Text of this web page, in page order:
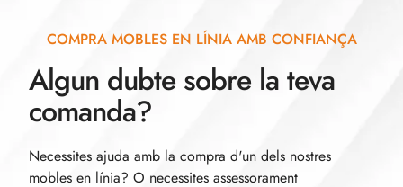
COMPRA MOBLES EN LÍNIA AMB CONFIANÇA
Algun dubte sobre la teva
comanda?
Necessites ajuda amb la compra d'un dels nostres
mobles en línia? O necessites assessorament